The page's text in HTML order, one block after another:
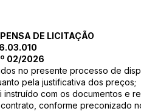
DE LICITAÇÃO
02/2026
no presente processo de
pela justificativa dos preços;
instruído com os documentos e
conforme preconizado